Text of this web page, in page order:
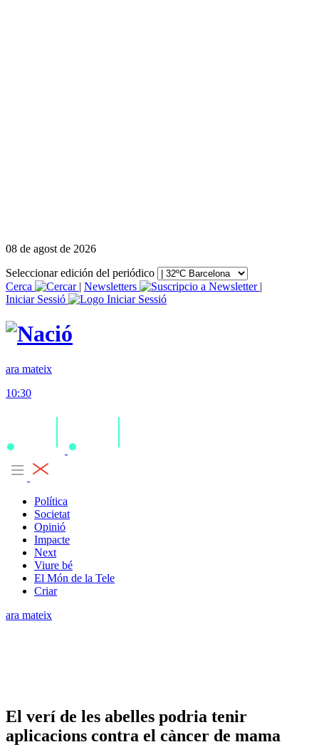
08 de agost de 2026
Seleccionar edición del periódico
Cerca
| Newsletters
|
Iniciar Sessió
ara mateix
10:30
Política
Societat
Opinió
Impacte
Next
Viure bé
El Món de la Tele
Criar
ara mateix
El verí de les abelles podria tenir
aplicacions contra el càncer de mama